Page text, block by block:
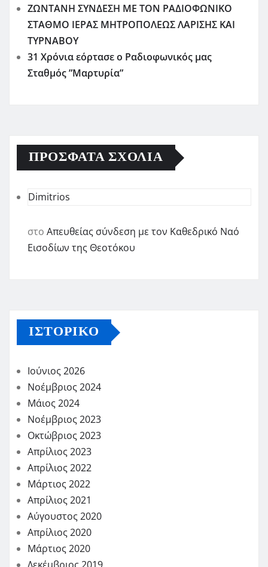
ΖΩΝΤΑΝΗ ΣΥΝΔΕΣΗ ΜΕ ΤΟΝ ΡΑΔΙΟΦΩΝΙΚΟ
ΣΤΑΘΜΟ ΙΕΡΑΣ ΜΗΤΡΟΠΟΛΕΩΣ ΛΑΡΙΣΗΣ ΚΑΙ
ΤΥΡΝΑΒΟΥ
31 Χρόνια εόρτασε ο Ραδιοφωνικός μας
Σταθμός ”Μαρτυρία”
ΠΡΌΣΦΑΤΑ ΣΧΌΛΙΑ
Dimitrios
στο Απευθείας σύνδεση με τον Καθεδρικό Ναό
Εισοδίων της Θεοτόκου
ΙΣΤΟΡΙΚΌ
Ιούνιος 2026
Νοέμβριος 2024
Μάιος 2024
Νοέμβριος 2023
Οκτώβριος 2023
Απρίλιος 2023
Απρίλιος 2022
Μάρτιος 2022
Απρίλιος 2021
Αύγουστος 2020
Απρίλιος 2020
Μάρτιος 2020